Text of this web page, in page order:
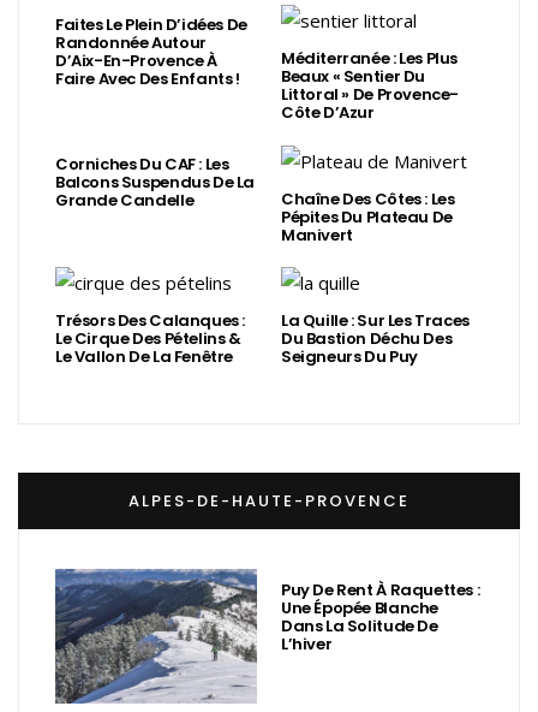
Faites Le Plein D’idées De
Randonnée Autour
D’Aix-En-Provence À
Faire Avec Des Enfants !
Méditerranée : Les Plus
Beaux « Sentier Du
Littoral » De Provence-
Côte D’Azur
Corniches Du CAF : Les
Balcons Suspendus De La
Grande Candelle Chaîne Des Côtes : Les
Pépites Du Plateau De
Manivert
Trésors Des Calanques :
Le Cirque Des Pételins &
Le Vallon De La Fenêtre
La Quille : Sur Les Traces
Du Bastion Déchu Des
Seigneurs Du Puy
ALPES-DE-HAUTE-PROVENCE
Puy De Rent À Raquettes :
Une Épopée Blanche
Dans La Solitude De
L’hiver